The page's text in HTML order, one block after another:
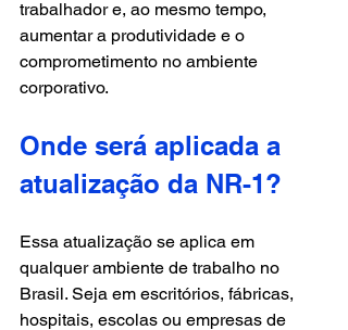
trabalhador e, ao mesmo tempo,
aumentar a produtividade e o
comprometimento no ambiente
corporativo.
Onde será aplicada a
atualização da NR-1?
Essa atualização se aplica em
qualquer ambiente de trabalho no
Brasil. Seja em escritórios, fábricas,
hospitais, escolas ou empresas de